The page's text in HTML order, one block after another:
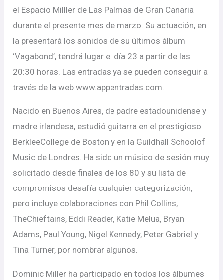
el Espacio Milller de Las Palmas de Gran Canaria
durante el presente mes de marzo. Su actuación, en
la presentará los sonidos de su últimos álbum
‘Vagabond’, tendrá lugar el día 23 a partir de las
20:30 horas. Las entradas ya se pueden conseguir a
través de la web www.appentradas.com.
Nacido en Buenos Aires, de padre estadounidense y
madre irlandesa, estudió guitarra en el prestigioso
BerkleeCollege de Boston y en la Guildhall Schoolof
Music de Londres. Ha sido un músico de sesión muy
solicitado desde finales de los 80 y su lista de
compromisos desafía cualquier categorización,
pero incluye colaboraciones con Phil Collins,
TheChieftains, Eddi Reader, Katie Melua, Bryan
Adams, Paul Young, Nigel Kennedy, Peter Gabriel y
Tina Turner, por nombrar algunos.
Dominic Miller ha participado en todos los álbumes